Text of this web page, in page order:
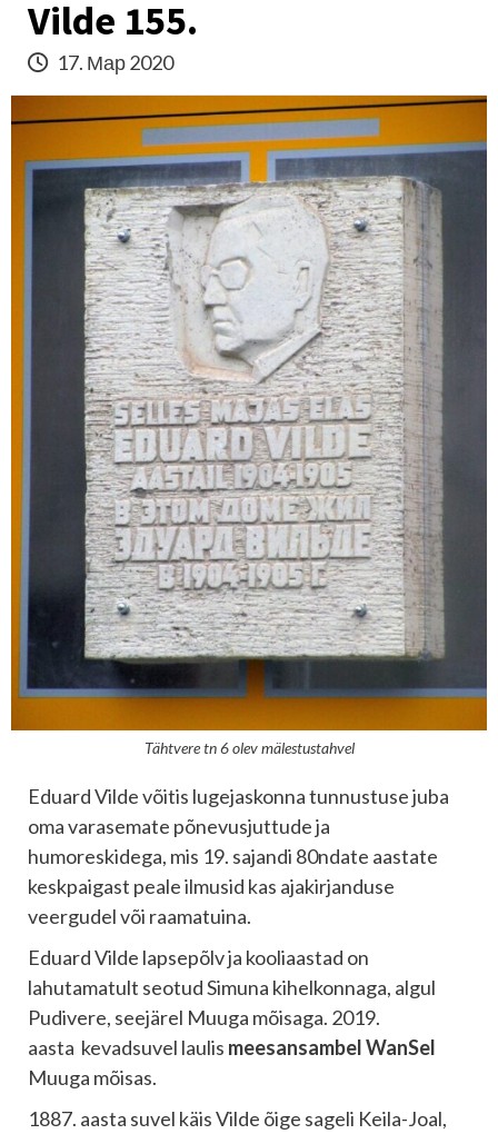
Vilde 155.
17. Мар 2020
Tähtvere tn 6 olev mälestustahvel
Eduard Vilde võitis lugejaskonna tunnustuse juba
oma varasemate põnevusjuttude ja
humoreskidega, mis 19. sajandi 80ndate aastate
keskpaigast peale ilmusid kas ajakirjanduse
veergudel või raamatuina.
Eduard Vilde lapsepõlv ja kooliaastad on
lahutamatult seotud Simuna kihelkonnaga, algul
Pudivere, seejärel Muuga mõisaga. 2019.
aasta kevadsuvel laulis meesansambel WanSel
Muuga mõisas.
1887. aasta suvel käis Vilde õige sageli Keila-Joal,